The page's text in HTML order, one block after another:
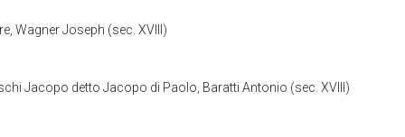
Wagner Joseph (sec. XVIII)
Jacopo detto Jacopo di Paolo, Baratti Antonio (sec. XVIII)